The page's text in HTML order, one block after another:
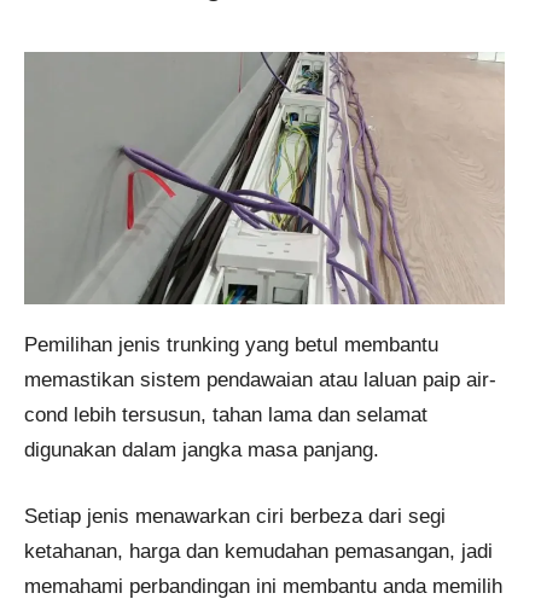
Pemilihan jenis trunking yang betul membantu
memastikan sistem pendawaian atau laluan paip air-
cond lebih tersusun, tahan lama dan selamat
digunakan dalam jangka masa panjang.
Setiap jenis menawarkan ciri berbeza dari segi
ketahanan, harga dan kemudahan pemasangan, jadi
memahami perbandingan ini membantu anda memilih